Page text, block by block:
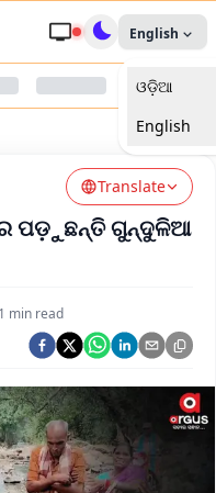
English
ଓଡ଼ିଆ
English
Translate
ପଡ଼ୁଛନ୍ତି ଗୁନ୍ଦୁଳିଆ
1 min read